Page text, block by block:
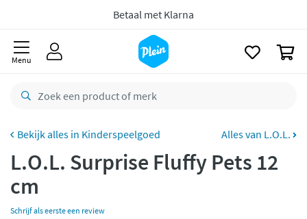
Gratisretourneren
8,8/10
CO2 neutraal
Betaal met Klarna
Menu
Kinderspeelgoed Alles van L.O.L.
L.O.L. Surprise Fluffy Pets 12
cm
Schrijf als eerste een review